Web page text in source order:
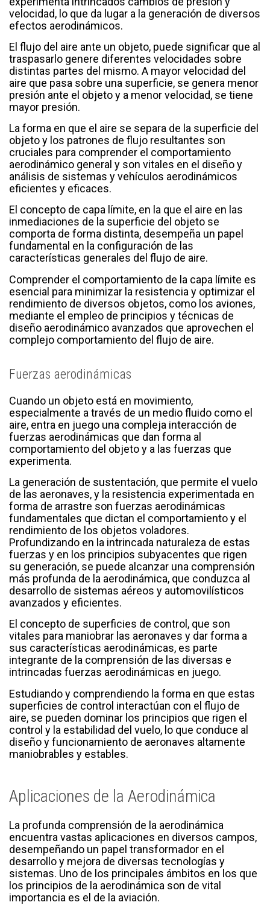
velocidad, lo que da lugar a la generación de diversos
efectos aerodinámicos.
El flujo del aire ante un objeto, puede significar que al
traspasarlo genere diferentes velocidades sobre
distintas partes del mismo. A mayor velocidad del
aire que pasa sobre una superficie, se genera menor
presión ante el objeto y a menor velocidad, se tiene
mayor presión.
La forma en que el aire se separa de la superficie del
objeto y los patrones de flujo resultantes son
cruciales para comprender el comportamiento
aerodinámico general y son vitales en el diseño y
análisis de sistemas y vehículos aerodinámicos
eficientes y eficaces.
El concepto de capa límite, en la que el aire en las
inmediaciones de la superficie del objeto se
comporta de forma distinta, desempeña un papel
fundamental en la configuración de las
características generales del flujo de aire.
Comprender el comportamiento de la capa límite es
esencial para minimizar la resistencia y optimizar el
rendimiento de diversos objetos, como los aviones,
mediante el empleo de principios y técnicas de
diseño aerodinámico avanzados que aprovechen el
complejo comportamiento del flujo de aire.
Fuerzas aerodinámicas
Cuando un objeto está en movimiento,
especialmente a través de un medio fluido como el
aire, entra en juego una compleja interacción de
fuerzas aerodinámicas que dan forma al
comportamiento del objeto y a las fuerzas que
experimenta.
La generación de sustentación, que permite el vuelo
de las aeronaves, y la resistencia experimentada en
forma de arrastre son fuerzas aerodinámicas
fundamentales que dictan el comportamiento y el
rendimiento de los objetos voladores.
Profundizando en la intrincada naturaleza de estas
fuerzas y en los principios subyacentes que rigen
su generación, se puede alcanzar una comprensión
más profunda de la aerodinámica, que conduzca al
desarrollo de sistemas aéreos y automovilísticos
avanzados y eficientes.
El concepto de superficies de control, que son
vitales para maniobrar las aeronaves y dar forma a
sus características aerodinámicas, es parte
integrante de la comprensión de las diversas e
intrincadas fuerzas aerodinámicas en juego.
Estudiando y comprendiendo la forma en que estas
superficies de control interactúan con el flujo de
aire, se pueden dominar los principios que rigen el
control y la estabilidad del vuelo, lo que conduce al
diseño y funcionamiento de aeronaves altamente
maniobrables y estables.
Aplicaciones de la Aerodinámica
La profunda comprensión de la aerodinámica
encuentra vastas aplicaciones en diversos campos,
desempeñando un papel transformador en el
desarrollo y mejora de diversas tecnologías y
sistemas. Uno de los principales ámbitos en los que
los principios de la aerodinámica son de vital
importancia es el de la aviación.